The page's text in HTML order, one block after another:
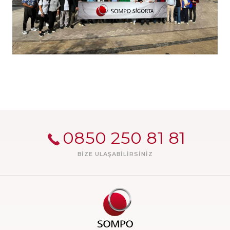
0850 250 81 81
BIZE ULAŞABILIRSINIZ